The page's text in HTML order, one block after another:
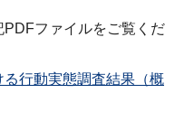
ファイルをご覧くだ
行動実態調査結果（概